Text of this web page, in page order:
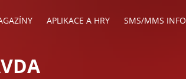
APLIKACE A HRY SMS/MMS INFO